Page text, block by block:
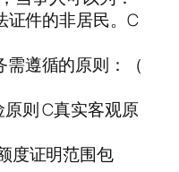
证件的非居民。C
遵循的原则：（
则 C真实客观原
度证明范围包